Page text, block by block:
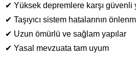
✔ Yüksek depremlere karşı güvenli
✔ Taşıyıcı sistem hatalarının
✔ Uzun ömürlü ve sağlam yapılar
✔ Yasal mevzuata tam uyum